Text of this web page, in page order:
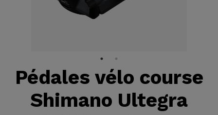
Pédales vélo course
Shimano Ultegra